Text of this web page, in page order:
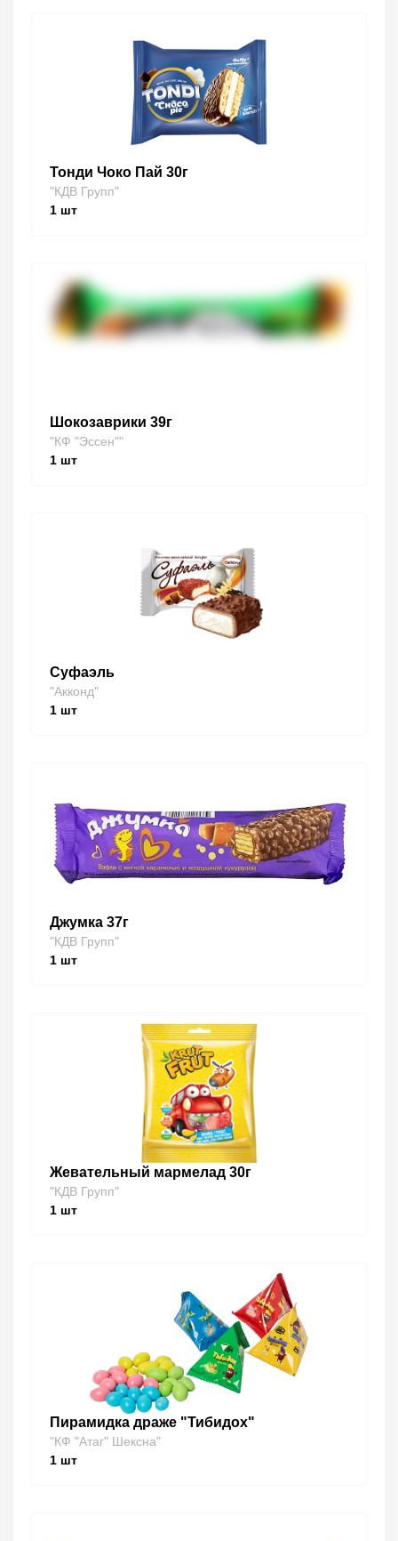
Тонди Чоко Пай 30г
"КДВ Групп"
1 шт
Шокозаврики 39г
"КФ "Эссен""
1 шт
Суфаэль
"Акконд"
1 шт
Джумка 37г
"КДВ Групп"
1 шт
Жевательный мармелад 30г
"КДВ Групп"
1 шт
Пирамидка драже "Тибидох"
"КФ "Атаг" Шексна"
1 шт